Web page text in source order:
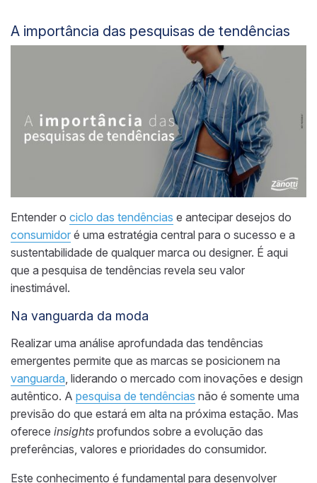
A importância das pesquisas de tendências
Entender o ciclo das tendências e antecipar desejos do
consumidor é uma estratégia central para o sucesso e a
sustentabilidade de qualquer marca ou designer. É aqui
que a pesquisa de tendências revela seu valor
inestimável.
Na vanguarda da moda
Realizar uma análise aprofundada das tendências
emergentes permite que as marcas se posicionem na
vanguarda, liderando o mercado com inovações e design
autêntico. A pesquisa de tendências não é somente uma
previsão do que estará em alta na próxima estação. Mas
oferece insights profundos sobre a evolução das
preferências, valores e prioridades do consumidor.
Este conhecimento é fundamental para desenvolver